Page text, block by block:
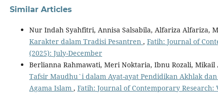
Similar Articles
Nur Indah Syahfitri, Annisa Salsabila, Alfariza Alfariza,
Karakter dalam Tradisi Pesantren , Fatih: Journal of
(2025): July-December
Berlianna Rahmawati, Meri Noktaria, Ibnu Rozali,
Tafsir Maudhu`i dalam Ayat-ayat Pendidikan Akhlak
Agama Islam , Fatih: Journal of Contemporary Research: